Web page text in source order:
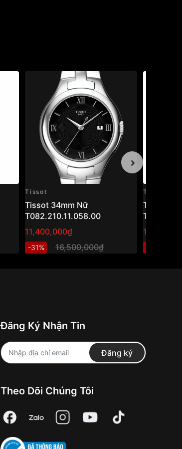
Tissot
Tissot 34mm Nữ
T082.210.11.058.00
11,400,000₫
-31% 16,500,000₫
Tissot
Tissot
Đăng Ký Nhận Tin
Đăng ký
Theo Dõi Chúng Tôi